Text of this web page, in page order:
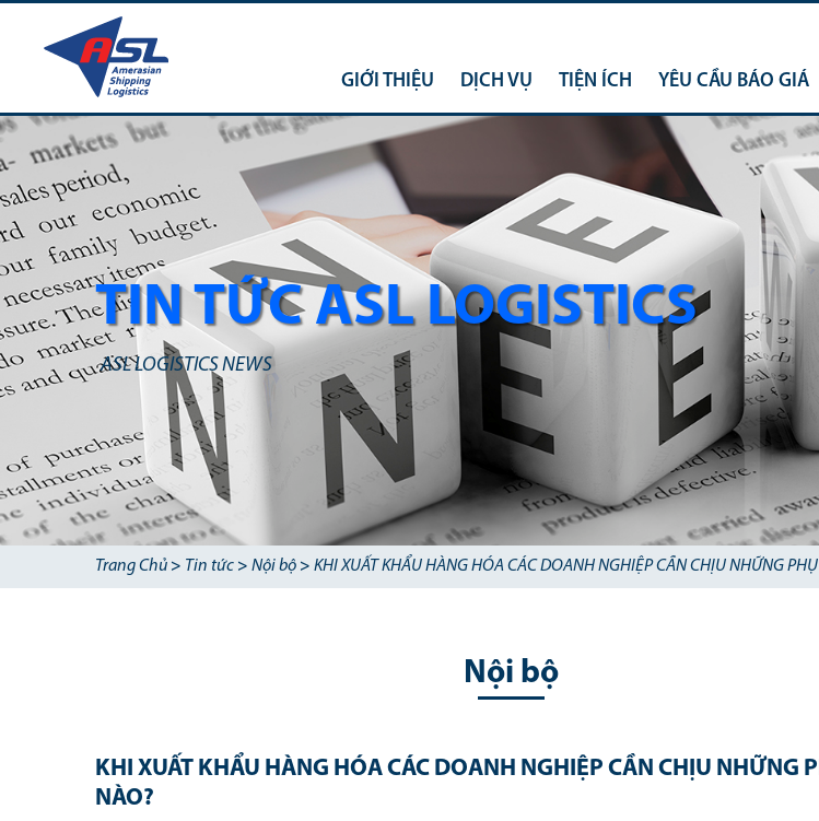
GIỚI THIỆU DỊCH VỤ TIỆN ÍCH YÊU CẦU BÁO GIÁ
TIN TỨC ASL LOGISTICS
ASL LOGISTICS NEWS
Trang Chủ > Tin tức > Nội bộ > KHI XUẤT KHẨU HÀNG HÓA CÁC DOANH NGHIỆP CẦN CHỊU NHỮNG
Nội bộ
KHI XUẤT KHẨU HÀNG HÓA CÁC DOANH NGHIỆP CẦN CHỊU NHỮNG
NÀO?